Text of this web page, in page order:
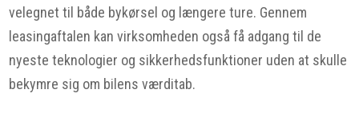
velegnet til både bykørsel og længere ture. Gennem
leasingaftalen kan virksomheden også få adgang til de
nyeste teknologier og sikkerhedsfunktioner uden at skulle
bekymre sig om bilens værditab.